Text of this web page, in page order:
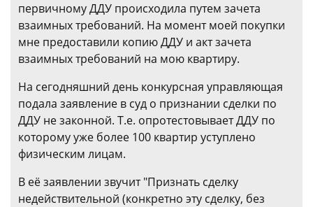
первичному ДДУ происходила путем зачета
взаимных требований. На момент моей покупки
мне предоставили копию ДДУ и акт зачета
взаимных требований на мою квартиру.
На сегодняшний день конкурсная управляющая
подала заявление в суд о признании сделки по
ДДУ не законной. Т.е. опротестовывает ДДУ по
которому уже более 100 квартир уступлено
физическим лицам.
В её заявлении звучит "Признать сделку
недействительной (конкретно эту сделку, без